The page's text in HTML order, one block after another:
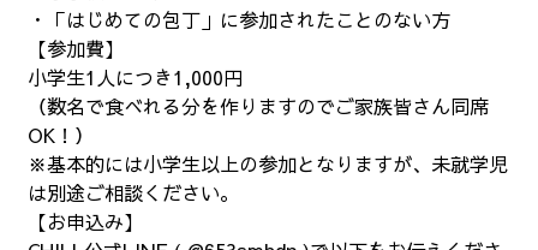
・「はじめての包丁」に参加されたことのない方
【参加費】
小学生1人につき1,000円
（数名で食べれる分を作りますのでご家族皆さん同席
OK！）
※基本的には小学生以上の参加となりますが、未就学児
は別途ご相談ください。
【お申込み】